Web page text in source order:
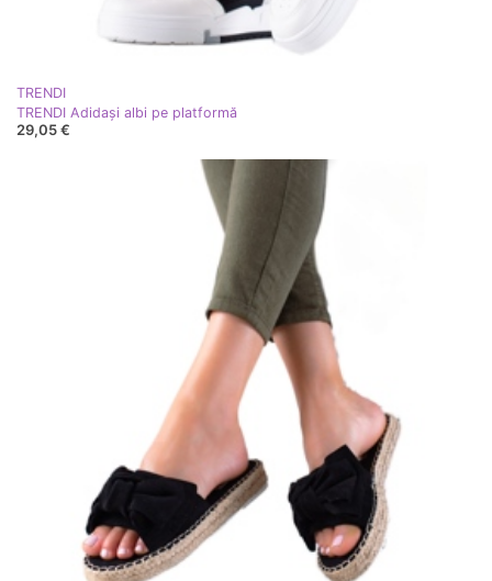
TRENDI
TRENDI Adidași albi pe platformă
29,05 €